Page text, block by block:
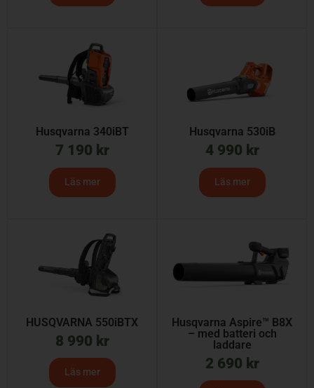
Husqvarna 340iBT
7 190 kr
Läs mer
Husqvarna 530iB
4 990 kr
Läs mer
HUSQVARNA 550iBTX
8 990 kr
Läs mer
Husqvarna Aspire™ B8X
– med batteri och
laddare
2 690 kr